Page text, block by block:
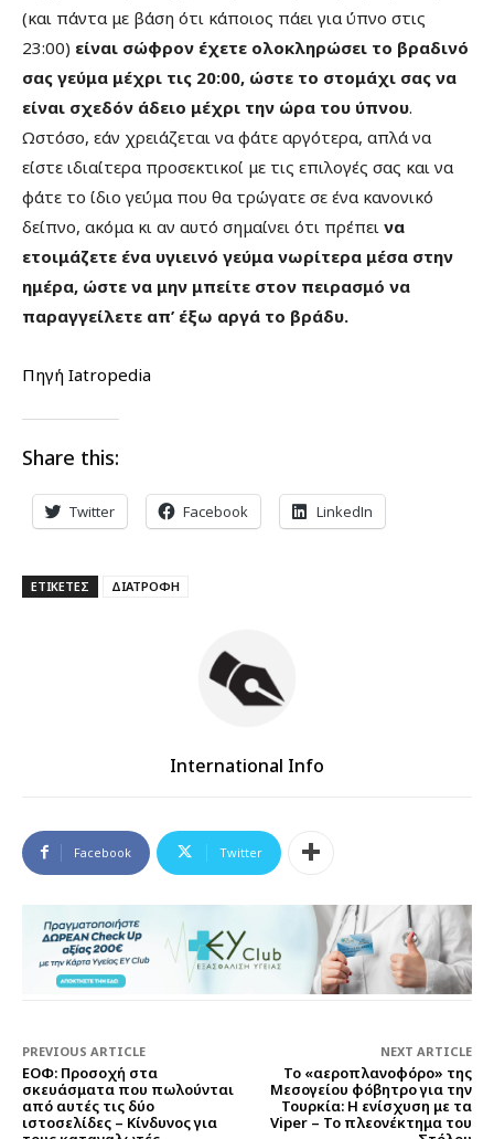
(και πάντα με βάση ότι κάποιος πάει για ύπνο στις
23:00) είναι σώφρον έχετε ολοκληρώσει το βραδινό
σας γεύμα μέχρι τις 20:00, ώστε το στομάχι σας να
είναι σχεδόν άδειο μέχρι την ώρα του ύπνου.
Ωστόσο, εάν χρειάζεται να φάτε αργότερα, απλά να
είστε ιδιαίτερα προσεκτικοί με τις επιλογές σας και να
φάτε το ίδιο γεύμα που θα τρώγατε σε ένα κανονικό
δείπνο, ακόμα κι αν αυτό σημαίνει ότι πρέπει να
ετοιμάζετε ένα υγιεινό γεύμα νωρίτερα μέσα στην
ημέρα, ώστε να μην μπείτε στον πειρασμό να
παραγγείλετε απ’ έξω αργά το βράδυ.
Πηγή Iatropedia
Share this:
Twitter Facebook LinkedIn
ΕΤΙΚΕΤΕΣ ΔΙΑΤΡΟΦΗ
International Info
Facebook Twitter
PREVIOUS ARTICLE
ΕΟΦ: Προσοχή στα
σκευάσματα που πωλούνται
από αυτές τις δύο
ιστοσελίδες – Κίνδυνος για
NEXT ARTICLE
Το «αεροπλανοφόρο» της
Μεσογείου φόβητρο για την
Τουρκία: Η ενίσχυση με τα
Viper – Το πλεονέκτημα του